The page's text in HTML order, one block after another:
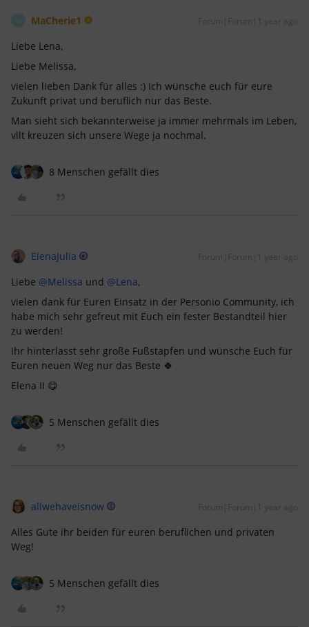
MaCherie1 Forum|Forum|1 year ago
Liebe Lena,
Liebe Melissa,
vielen lieben Dank für alles :) Ich wünsche euch für eure
Zukunft privat und beruflich nur das Beste.
Man sieht sich bekannterweise ja immer mehrmals im Leben,
vllt kreuzen sich unsere Wege ja nochmal.
8 Menschen gefällt dies
ElenaJulia Forum|Forum|1 year ago
Liebe ​ @Melissa und ​ @Lena,
vielen dank für Euren Einsatz in der Personio Community, ich
habe mich sehr gefreut mit Euch ein fester Bestandteil hier
zu werden!
Ihr hinterlasst sehr große Fußstapfen und wünsche Euch für
Euren neuen Weg nur das Beste 🍀
Elena II 😋
5 Menschen gefällt dies
allwehaveisnow Forum|Forum|1 year ago
Alles Gute ihr beiden für euren beruflichen und privaten
Weg!
5 Menschen gefällt dies